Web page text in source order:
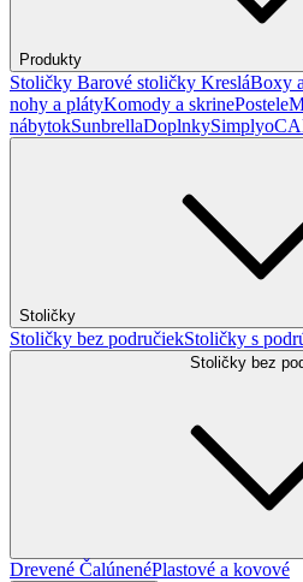
Produkty
Stoličky Barové stoličky KresláBoxy
nohy a plátyKomody a skrinePostele
nábytokSunbrellaDoplnkySimplyo
Stoličky
Stoličky bez područiekStoličky s
Stoličky bez
Drevené ČalúnenéPlastové a kovové